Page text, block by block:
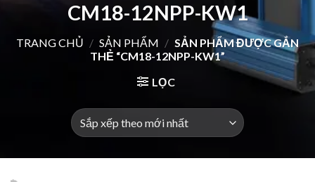
CM18-12NPP-KW1
TRANG CHỦ / SẢN PHẨM / SẢN PHẨM ĐƯỢC GẮN
THẺ “CM18-12NPP-KW1”
LỌC